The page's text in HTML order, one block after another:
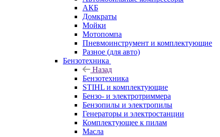
АКБ
Домкраты
Мойки
Мотопомпа
Пневмоинструмент и комплектующие
Разное (для авто)
Бензотехника
Назад
Бензотехника
STIHL и комплектующие
Бензо- и электротриммера
Бензопилы и электропилы
Генераторы и электростанции
Комплектующее к пилам
Масла